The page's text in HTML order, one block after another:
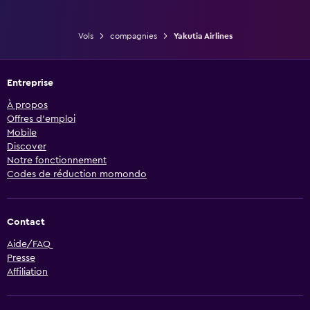
Vols compagnies Yakutia Airlines
Entreprise
À propos
Offres d’emploi
Mobile
Discover
Notre fonctionnement
Codes de réduction momondo
Contact
Aide/FAQ
Presse
Affiliation